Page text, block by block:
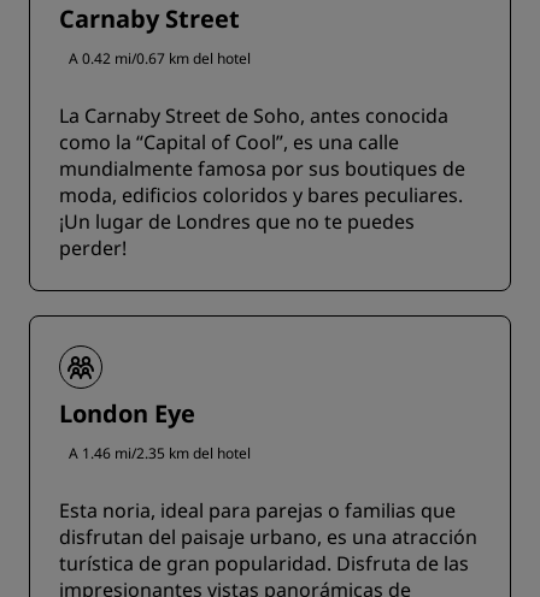
Carnaby Street
A 0.42 mi/0.67 km del hotel
La Carnaby Street de Soho, antes conocida
como la “Capital of Cool”, es una calle
mundialmente famosa por sus boutiques de
moda, edificios coloridos y bares peculiares.
¡Un lugar de Londres que no te puedes
perder!
London Eye
A 1.46 mi/2.35 km del hotel
Esta noria, ideal para parejas o familias que
disfrutan del paisaje urbano, es una atracción
turística de gran popularidad. Disfruta de las
impresionantes vistas panorámicas de